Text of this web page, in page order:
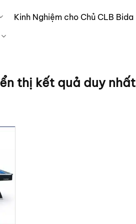
Kinh Nghiệm cho Chủ CLB Bida
thị kết quả duy nhất